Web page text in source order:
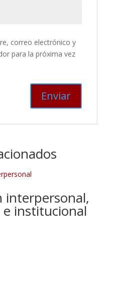
correo electrónico y
para la próxima vez
interpersonal,
e institucional